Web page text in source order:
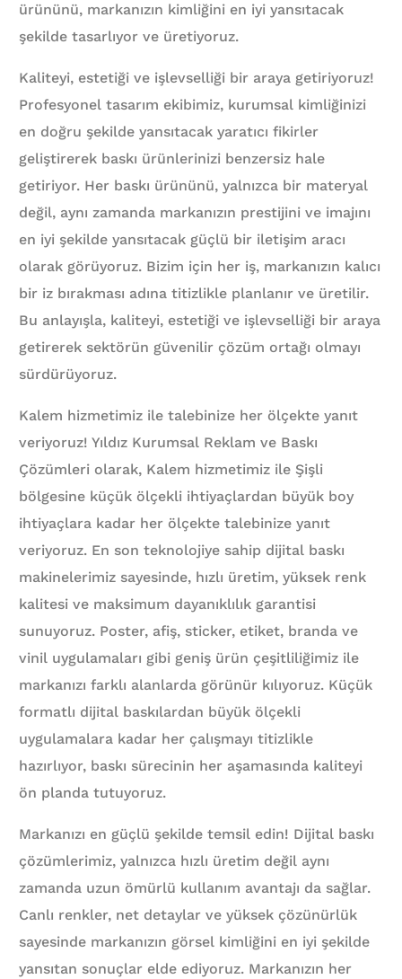
ürününü, markanızın kimliğini en iyi yansıtacak
şekilde tasarlıyor ve üretiyoruz.
Kaliteyi, estetiği ve işlevselliği bir araya getiriyoruz!
Profesyonel tasarım ekibimiz, kurumsal kimliğinizi
en doğru şekilde yansıtacak yaratıcı fikirler
geliştirerek baskı ürünlerinizi benzersiz hale
getiriyor. Her baskı ürününü, yalnızca bir materyal
değil, aynı zamanda markanızın prestijini ve imajını
en iyi şekilde yansıtacak güçlü bir iletişim aracı
olarak görüyoruz. Bizim için her iş, markanızın kalıcı
bir iz bırakması adına titizlikle planlanır ve üretilir.
Bu anlayışla, kaliteyi, estetiği ve işlevselliği bir araya
getirerek sektörün güvenilir çözüm ortağı olmayı
sürdürüyoruz.
Kalem hizmetimiz ile talebinize her ölçekte yanıt
veriyoruz! Yıldız Kurumsal Reklam ve Baskı
Çözümleri olarak, Kalem hizmetimiz ile Şişli
bölgesine küçük ölçekli ihtiyaçlardan büyük boy
ihtiyaçlara kadar her ölçekte talebinize yanıt
veriyoruz. En son teknolojiye sahip dijital baskı
makinelerimiz sayesinde, hızlı üretim, yüksek renk
kalitesi ve maksimum dayanıklılık garantisi
sunuyoruz. Poster, afiş, sticker, etiket, branda ve
vinil uygulamaları gibi geniş ürün çeşitliliğimiz ile
markanızı farklı alanlarda görünür kılıyoruz. Küçük
formatlı dijital baskılardan büyük ölçekli
uygulamalara kadar her çalışmayı titizlikle
hazırlıyor, baskı sürecinin her aşamasında kaliteyi
ön planda tutuyoruz.
Markanızı en güçlü şekilde temsil edin! Dijital baskı
çözümlerimiz, yalnızca hızlı üretim değil aynı
zamanda uzun ömürlü kullanım avantajı da sağlar.
Canlı renkler, net detaylar ve yüksek çözünürlük
sayesinde markanızın görsel kimliğini en iyi şekilde
yansıtan sonuçlar elde ediyoruz. Markanızın her